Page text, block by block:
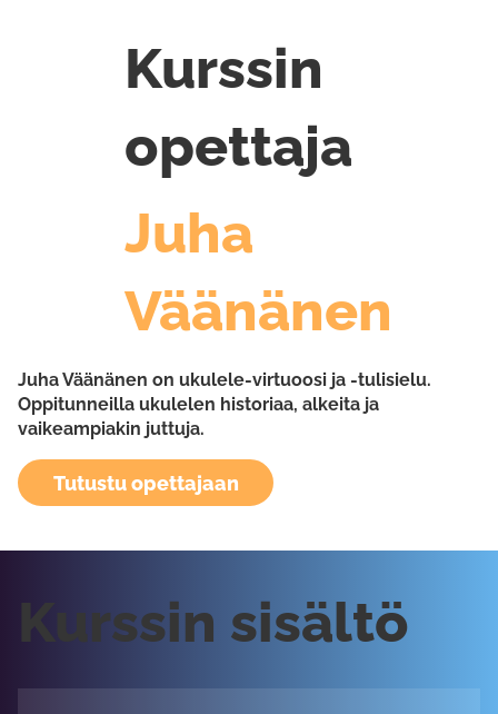
Kurssin
opettaja
Juha
Väänänen
Juha Väänänen on ukulele-virtuoosi ja -tulisielu.
Oppitunneilla ukulelen historiaa, alkeita ja
vaikeampiakin juttuja.
Tutustu opettajaan
Kurssin sisältö